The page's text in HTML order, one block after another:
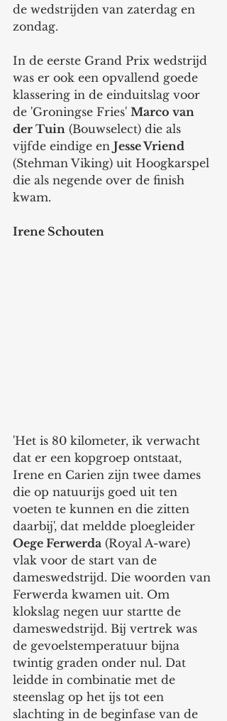
de wedstrijden van zaterdag en
zondag.
In de eerste Grand Prix wedstrijd
was er ook een opvallend goede
klassering in de einduitslag voor
de 'Groningse Fries' Marco van
der Tuin (Bouwselect) die als
vijfde eindige en Jesse Vriend
(Stehman Viking) uit Hoogkarspel
die als negende over de finish
kwam.
Irene Schouten
'Het is 80 kilometer, ik verwacht
dat er een kopgroep ontstaat,
Irene en Carien zijn twee dames
die op natuurijs goed uit ten
voeten te kunnen en die zitten
daarbij', dat meldde ploegleider
Oege Ferwerda (Royal A-ware)
vlak voor de start van de
dameswedstrijd. Die woorden van
Ferwerda kwamen uit. Om
klokslag negen uur startte de
dameswedstrijd. Bij vertrek was
de gevoelstemperatuur bijna
twintig graden onder nul. Dat
leidde in combinatie met de
steenslag op het ijs tot een
slachting in de beginfase van de